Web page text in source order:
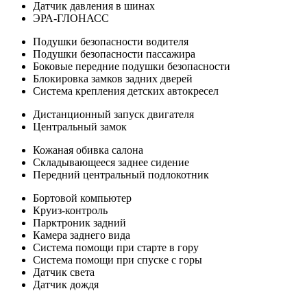
Датчик давления в шинах
ЭРА-ГЛОНАСС
Подушки безопасности водителя
Подушки безопасности пассажира
Боковые передние подушки безопасности
Блокировка замков задних дверей
Система крепления детских автокресел
Дистанционный запуск двигателя
Центральный замок
Кожаная обивка салона
Складывающееся заднее сидение
Передний центральный подлокотник
Бортовой компьютер
Круиз-контроль
Парктроник задний
Камера заднего вида
Система помощи при старте в гору
Система помощи при спуске с горы
Датчик света
Датчик дождя